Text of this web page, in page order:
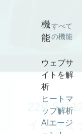
機
能
すべて
の機能
ウェブサ
イトを解
析
ヒートマ
ップ解析
AIエージ
22年5月
インセミ